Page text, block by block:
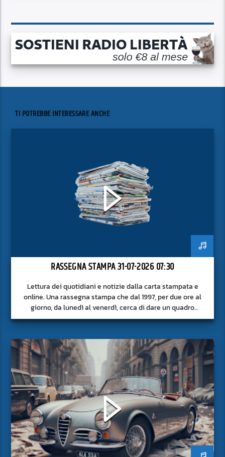
TI POTREBBE INTERESSARE ANCHE
RASSEGNA STAMPA 31-07-2026 07:30
Lettura dei quotidiani e notizie dalla carta stampata e
online. Una rassegna stampa che dal 1997, per due ore al
giorno, da lunedì al venerdì, cerca di dare un quadro
approfondito delle notizie del giorno, senza fermarsi alla